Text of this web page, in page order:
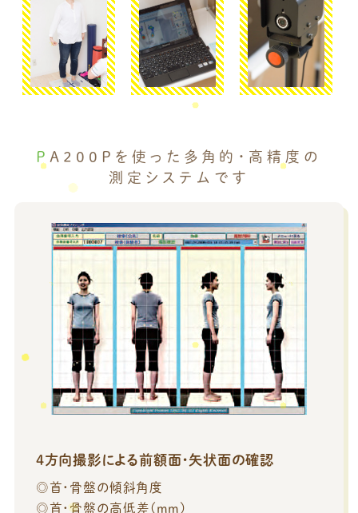
PA200Pを使った多角的・高精度の
測定システムです
4方向撮影による前額面・矢状面の確認
◎首・骨盤の傾斜角度
◎首・骨盤の高低差(mm)